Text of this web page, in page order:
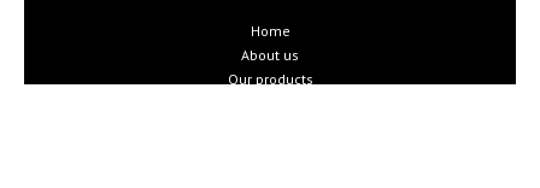
Home
About us
Our products